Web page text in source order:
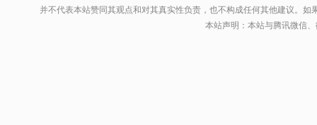
并不代表本站赞同其观点和对其真实性负责，也不构成任何其他建议。
本站声明：本站与腾讯微信